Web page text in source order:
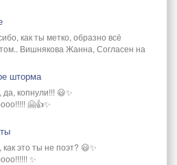
как ты метко, образно всё
Вишнякова Жанна, Согласен на
шторма
копнули!!! 😃✨
🤗👍✨
это ты не поэт? 😃✨
✨